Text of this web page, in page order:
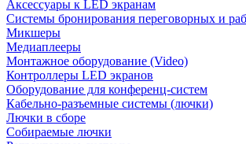
Аксессуары к LED экранам
Системы бронирования переговорных и
Микшеры
Медиаплееры
Монтажное оборудование (Video)
Контроллеры LED экранов
Оборудование для конференц-систем
Кабельно-разъемные системы (лючки)
Лючки в сборе
Собираемые лючки